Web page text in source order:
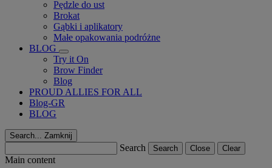
Pędzle do ust
Brokat
Gąbki i aplikatory
Małe opakowania podróżne
BLOG
Try it On
Brow Finder
Blog
PROUD ALLIES FOR ALL
Blog-GR
BLOG
Search... Zamknij
Search Search Close Clear
Main content